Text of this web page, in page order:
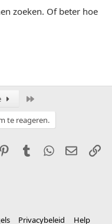
zoeken. Of beter hoe
te reageren.
PinterestTumblr WhatsApp
E-mail
Privacybeleid Help